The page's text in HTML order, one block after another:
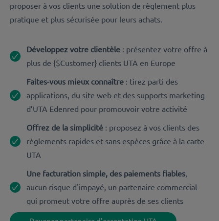
proposer à vos clients une solution de règlement plus
pratique et plus sécurisée pour leurs achats.
Développez votre clientèle : présentez votre offre à
plus de {$Customer} clients UTA en Europe
Faites-vous mieux connaître : tirez parti des
applications, du site web et des supports marketing
d’UTA Edenred pour promouvoir votre activité
Offrez de la simplicité : proposez à vos clients des
règlements rapides et sans espèces grâce à la carte
UTA
Une facturation simple, des paiements fiables
aucun risque d'impayé, un partenaire commercial
qui promeut votre offre auprès de ses clients